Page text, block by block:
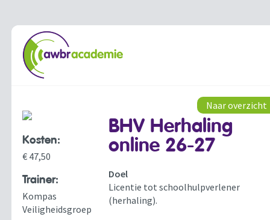
Kosten:
€ 47,50
Trainer:
Kompas
Veiligheidsgroep
Naar overzicht
BHV Herhaling
online 26-27
Doel
Licentie tot schoolhulpverlener
(herhaling).